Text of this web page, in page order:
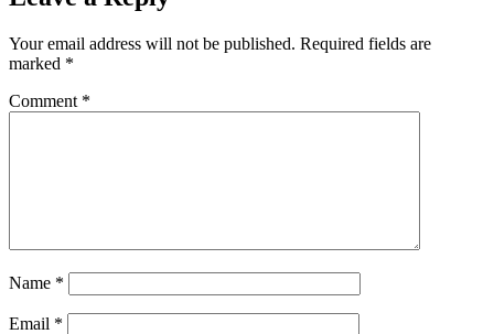
Your email address will not be published. Required fields are
marked *
Comment *
Name *
Email *